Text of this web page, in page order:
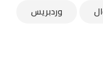
وردبريس